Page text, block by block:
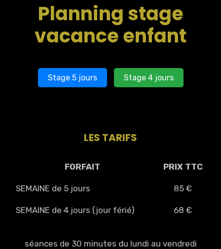
Planning stage
vacance enfant
Stage 5 jours Stage 4 jours
LES TARIFS
FORFAIT PRIX TTC
SEMAINE de 5 jours 85 €
SEMAINE de 4 jours (jour férié) 68 €
séances de 30 minutes du lundi au vendredi